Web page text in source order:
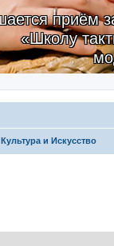
приём
«Школу
Культура и Искусство